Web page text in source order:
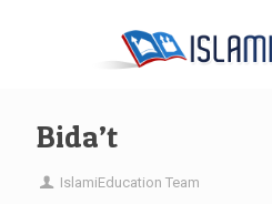
Bida’t
IslamiEducation Team